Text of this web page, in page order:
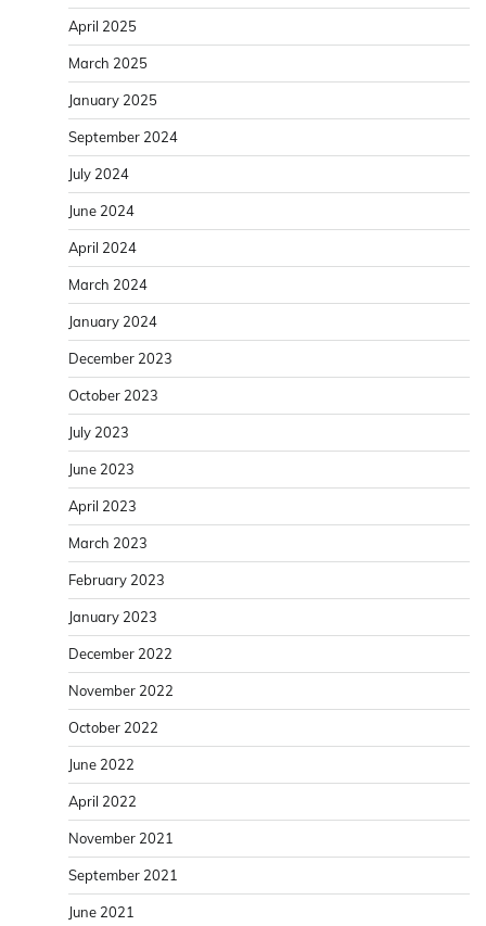
April 2025
March 2025
January 2025
September 2024
July 2024
June 2024
April 2024
March 2024
January 2024
December 2023
October 2023
July 2023
June 2023
April 2023
March 2023
February 2023
January 2023
December 2022
November 2022
October 2022
June 2022
April 2022
November 2021
September 2021
June 2021